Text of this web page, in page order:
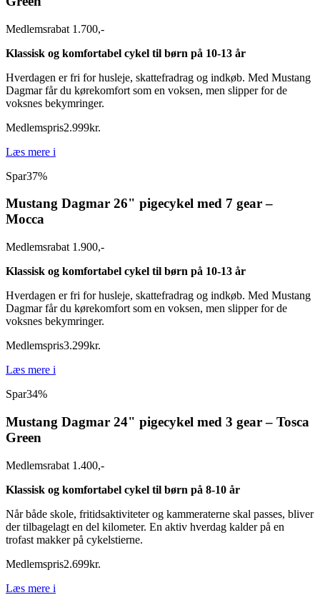
Medlemsrabat 1.700,-
Klassisk og komfortabel cykel til børn på 10-13 år
Hverdagen er fri for husleje, skattefradrag og indkøb. Med Mustang
Dagmar får du kørekomfort som en voksen, men slipper for de
voksnes bekymringer.
Medlemspris2.999kr.
Læs mere i
Spar37%
Mustang Dagmar 26" pigecykel med 7 gear –
Mocca
Medlemsrabat 1.900,-
Klassisk og komfortabel cykel til børn på 10-13 år
Hverdagen er fri for husleje, skattefradrag og indkøb. Med Mustang
Dagmar får du kørekomfort som en voksen, men slipper for de
voksnes bekymringer.
Medlemspris3.299kr.
Læs mere i
Spar34%
Mustang Dagmar 24" pigecykel med 3 gear – Tosca
Green
Medlemsrabat 1.400,-
Klassisk og komfortabel cykel til børn på 8-10 år
Når både skole, fritidsaktiviteter og kammeraterne skal passes, bliver
der tilbagelagt en del kilometer. En aktiv hverdag kalder på en
trofast makker på cykelstierne.
Medlemspris2.699kr.
Læs mere i